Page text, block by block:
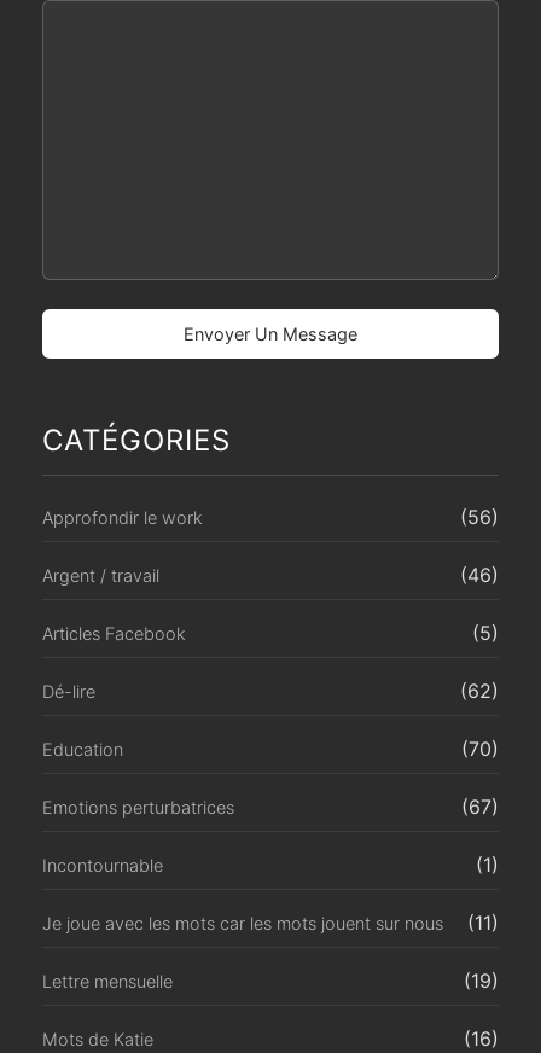
CATÉGORIES
Approfondir le work (56)
Argent / travail (46)
Articles Facebook (5)
Dé-lire (62)
Education (70)
Emotions perturbatrices (67)
Incontournable (1)
Je joue avec les mots car les mots jouent sur nous (11)
Lettre mensuelle (19)
Mots de Katie (16)